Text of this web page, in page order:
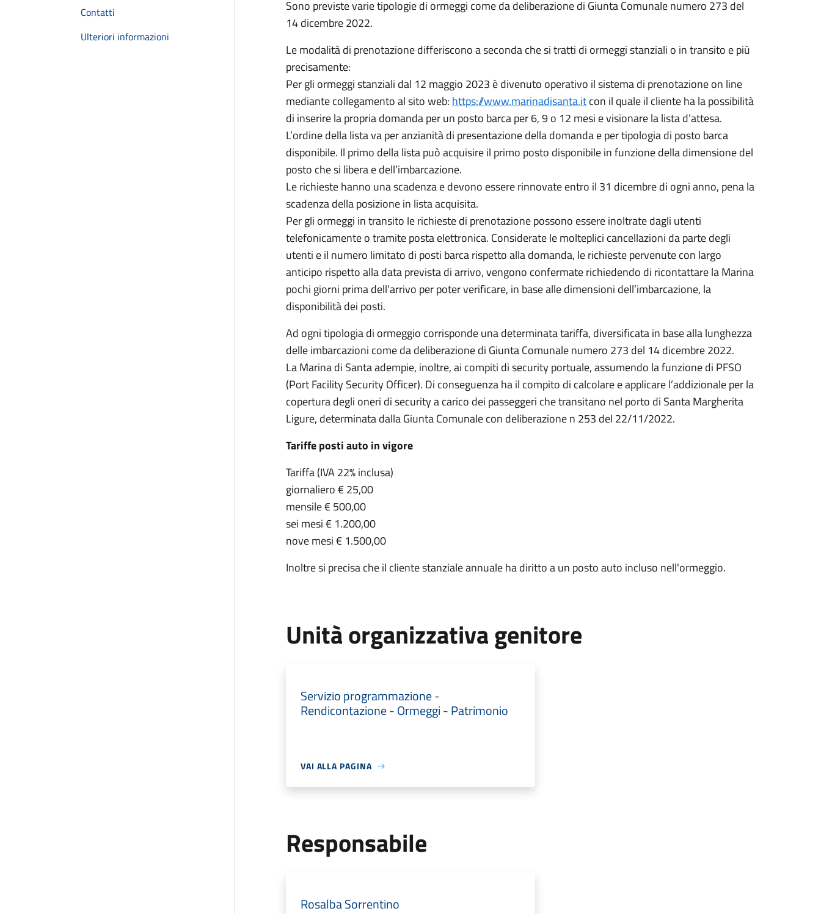
Contatti
Ulteriori informazioni
Sono previste varie tipologie di ormeggi come da deliberazione di Giunta Comunale numero 273 del
14 dicembre 2022.
Le modalità di prenotazione differiscono a seconda che si tratti di ormeggi stanziali o in transito e più
precisamente:
Per gli ormeggi stanziali dal 12 maggio 2023 è divenuto operativo il sistema di prenotazione on line
mediante collegamento al sito web: https://www.marinadisanta.itcon il quale il cliente ha la possibilità
di inserire la propria domanda per un posto barca per 6, 9 o 12 mesi e visionare la lista d’attesa.
L’ordine della lista va per anzianità di presentazione della domanda e per tipologia di posto barca
disponibile. Il primo della lista può acquisire il primo posto disponibile in funzione della dimensione del
posto che si libera e dell’imbarcazione.
Le richieste hanno una scadenza e devono essere rinnovate entro il 31 dicembre di ogni anno, pena la
scadenza della posizione in lista acquisita.
Per gli ormeggi in transito le richieste di prenotazione possono essere inoltrate dagli utenti
telefonicamente o tramite posta elettronica. Considerate le molteplici cancellazioni da parte degli
utenti e il numero limitato di posti barca rispetto alla domanda, le richieste pervenute con largo
anticipo rispetto alla data prevista di arrivo, vengono confermate richiedendo di ricontattare la Marina
pochi giorni prima dell’arrivo per poter verificare, in base alle dimensioni dell’imbarcazione, la
disponibilità dei posti.
Ad ogni tipologia di ormeggio corrisponde una determinata tariffa, diversificata in base alla lunghezza
delle imbarcazioni come da deliberazione di Giunta Comunale numero 273 del 14 dicembre 2022.
La Marina di Santa adempie, inoltre, ai compiti di security portuale, assumendo la funzione di PFSO
(Port Facility Security Officer). Di conseguenza ha il compito di calcolare e applicare l’addizionale per la
copertura degli oneri di security a carico dei passeggeri che transitano nel porto di Santa Margherita
Ligure, determinata dalla Giunta Comunale con deliberazione n 253 del 22/11/2022.
Tariffe posti auto in vigore
Tariffa (IVA 22% inclusa)
giornaliero € 25,00
mensile € 500,00
sei mesi € 1.200,00
nove mesi € 1.500,00
Inoltre si precisa che il cliente stanziale annuale ha diritto a un posto auto incluso nell'ormeggio.
Unità organizzativa genitore
Servizio programmazione -
Rendicontazione - Ormeggi - Patrimonio
VAI ALLA PAGINA
Responsabile
Rosalba Sorrentino